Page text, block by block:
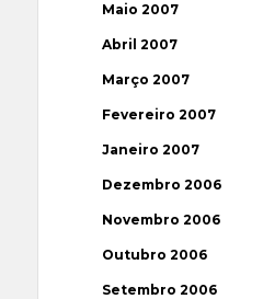
Maio 2007
Abril 2007
Março 2007
Fevereiro 2007
Janeiro 2007
Dezembro 2006
Novembro 2006
Outubro 2006
Setembro 2006